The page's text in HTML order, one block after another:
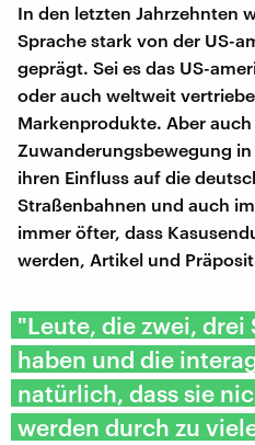
In den letzten Jahrzehnten
Sprache stark von der US-
geprägt. Sei es das US-
oder auch weltweit
Markenprodukte. Aber auch
Zuwanderungsbewegung
ihren Einfluss auf die
Straßenbahnen und auch
immer öfter, dass
werden, Artikel und
"Leute, die zwei, drei
haben und die
natürlich, dass sie
werden durch zu